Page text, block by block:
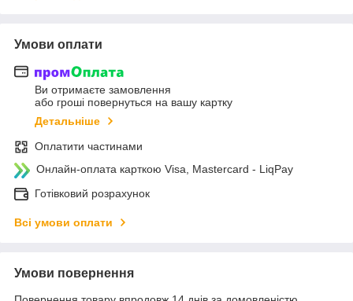
Умови оплати
Ви отримаєте замовлення
або гроші повернуться на вашу картку
Детальніше
Оплатити частинами
Онлайн-оплата карткою Visa, Mastercard - LiqPay
Готівковий розрахунок
Всі умови оплати
Умови повернення